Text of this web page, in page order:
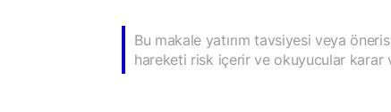
Bu makale yatırım tavsiyesi veya
hareketi risk içerir ve okuyucular karar